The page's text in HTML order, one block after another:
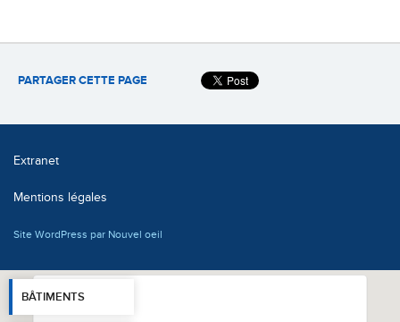
PARTAGER CETTE PAGE
Extranet
Mentions légales
Site WordPress par Nouvel oeil
BÂTIMENTS